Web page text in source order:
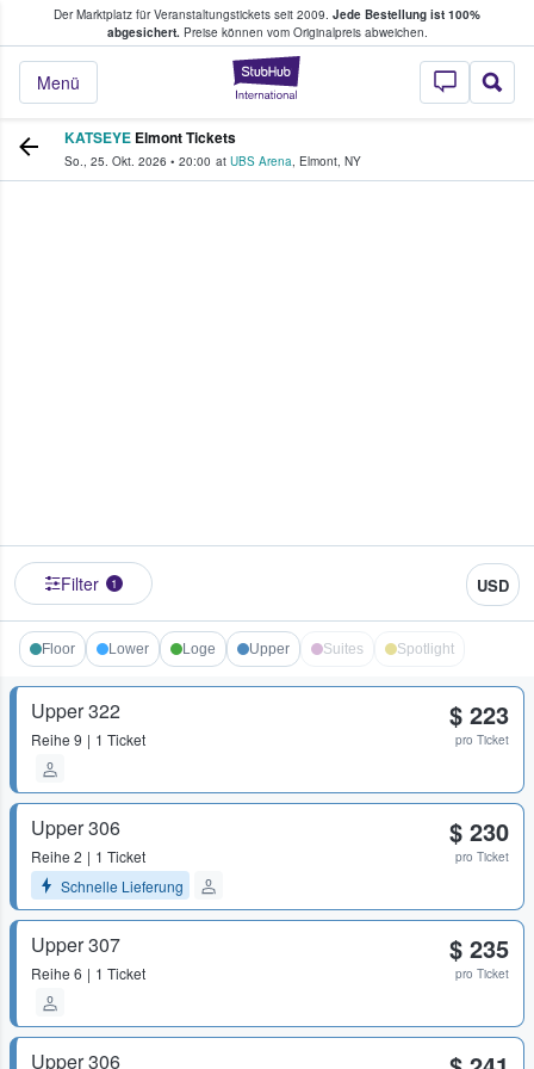
Der Marktplatz für Veranstaltungstickets seit 2009. Jede Bestellung ist 100%
abgesichert.Preise können vom Originalpreis abweichen.
StubHub - Wo
Menü
Tickets kaufen & verkaufen
KATSEYE Elmont Tickets
So., 25. Okt. 2026 • 20:00 at UBS Arena, Elmont, NY
Filter 1 USD
Floor Lower Loge Upper Suites Spotlight
Upper 322
Reihe 9 1 Ticket
$ 223
pro Ticket
Upper 306
Reihe 2
1 Ticket
Schnelle Lieferung
$ 230
pro Ticket
Upper 307
Reihe 6 1 Ticket
$ 235
pro Ticket
Upper 306